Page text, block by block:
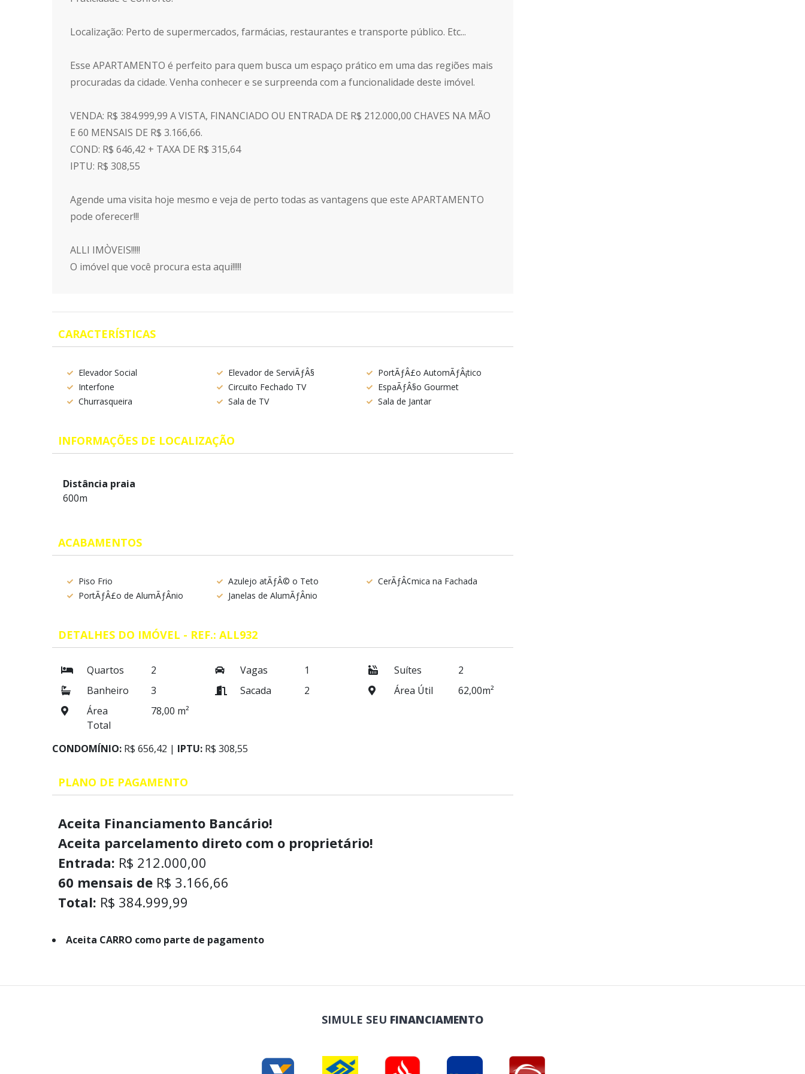
Localização: Perto de supermercados, farmácias, restaurantes e transporte público. Etc...
Esse APARTAMENTO é perfeito para quem busca um espaço prático em uma das regiões mais
procuradas da cidade. Venha conhecer e se surpreenda com a funcionalidade deste imóvel.
VENDA: R$ 384.999,99 A VISTA, FINANCIADO OU ENTRADA DE R$ 212.000,00 CHAVES NA MÃO
E 60 MENSAIS DE R$ 3.166,66.
COND: R$ 646,42 + TAXA DE R$ 315,64
IPTU: R$ 308,55
Agende uma visita hoje mesmo e veja de perto todas as vantagens que este APARTAMENTO
pode oferecer!!!
ALLI IMÒVEIS!!!!!
O imóvel que você procura esta aqui!!!!!
CARACTERÍSTICAS
Elevador Social Elevador de ServiÃƒÂ§
PortÃƒÂ£o AutomÃƒÂ¡tico
Interfone
Circuito Fechado TV
EspaÃƒÂ§o Gourmet
Churrasqueira
Sala de TV Sala de Jantar
INFORMAÇÕES DE LOCALIZAÇÃO
Distância praia
600m
ACABAMENTOS
Piso Frio Azulejo atÃƒÂ© o Teto
CerÃƒÂ¢mica na Fachada
PortÃƒÂ£o de AlumÃƒÂ­nio
Janelas de AlumÃƒÂ­nio
DETALHES DO IMÓVEL - REF.: ALL932
Quartos 2 Vagas 1 Suítes
2
Banheiro
3 Sacada 2 Área Útil
62,00m²
Área
Total
78,00 m²
CONDOMÍNIO: R$ 656,42 | IPTU: R$ 308,55
PLANO DE PAGAMENTO
Aceita Financiamento Bancário!
Aceita parcelamento direto com o proprietário!
Entrada: R$ 212.000,00
60 mensais de R$ 3.166,66
Total: R$ 384.999,99
Aceita CARRO como parte de pagamento
SIMULE SEU FINANCIAMENTO